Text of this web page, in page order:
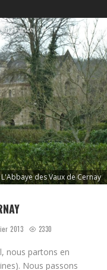
France
L'Abbaye des Vaux de Cernay
2013 2330
nous partons en
Nous passons